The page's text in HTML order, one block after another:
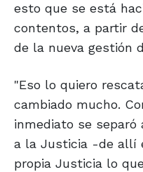
esto que se está
contentos, a partir
de la nueva gestión
"Eso lo quiero
cambiado mucho.
inmediato se separó
a la Justicia -de allí
propia Justicia lo